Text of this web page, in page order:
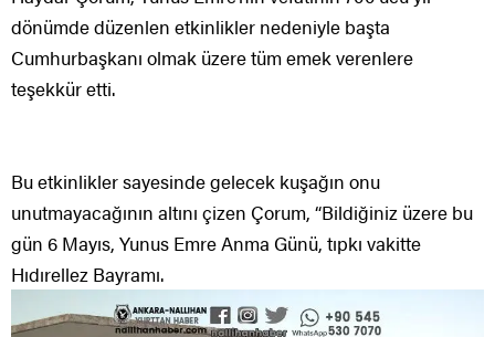
dönümde düzenlen etkinlikler nedeniyle başta
Cumhurbaşkanı olmak üzere tüm emek verenlere
teşekkür etti.
Bu etkinlikler sayesinde gelecek kuşağın onu
unutmayacağının altını çizen Çorum, “Bildiğiniz üzere bu
gün 6 Mayıs, Yunus Emre Anma Günü, tıpkı vakitte
Hıdırellez Bayramı.